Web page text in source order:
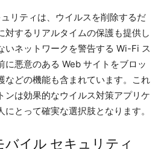
リティは、ウイルスを削除するだ
対するリアルタイムの保護も提供し
いネットワークを警告する Wi-Fi ス
に悪意のある Web サイトをブロッ
などの機能も含まれています。これ
ンは効果的なウイルス対策アプリケ
とって確実な選択肢となります。
バイル セキュリティ